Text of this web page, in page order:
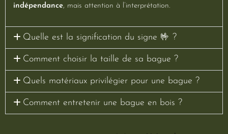
indépendance, mais attention à l’interprétation.
Quelle est la signification du signe 🤟 ?
Comment choisir la taille de sa bague ?
Quels matériaux privilégier pour une bague ?
Comment entretenir une bague en bois ?